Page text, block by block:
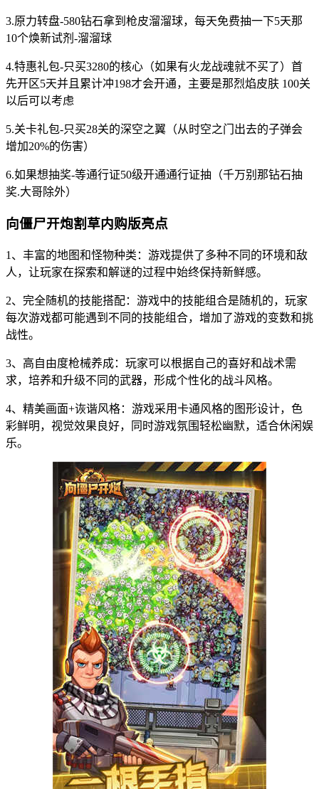
3.原力转盘-580钻石拿到枪皮溜溜球，每天免费抽一下5天那
10个焕新试剂-溜溜球
4.特惠礼包-只买3280的核心（如果有火龙战魂就不买了）首
先开区5天并且累计冲198才会开通，主要是那烈焰皮肤 100关
以后可以考虑
5.关卡礼包-只买28关的深空之翼（从时空之门出去的子弹会
增加20%的伤害）
6.如果想抽奖-等通行证50级开通通行证抽（千万别那钻石抽
奖.大哥除外）
向僵尸开炮割草内购版亮点
1、丰富的地图和怪物种类：游戏提供了多种不同的环境和敌
人，让玩家在探索和解谜的过程中始终保持新鲜感。
2、完全随机的技能搭配：游戏中的技能组合是随机的，玩家
每次游戏都可能遇到不同的技能组合，增加了游戏的变数和挑
战性。
3、高自由度枪械养成：玩家可以根据自己的喜好和战术需
求，培养和升级不同的武器，形成个性化的战斗风格。
4、精美画面+诙谐风格：游戏采用卡通风格的图形设计，色
彩鲜明，视觉效果良好，同时游戏氛围轻松幽默，适合休闲娱
乐。